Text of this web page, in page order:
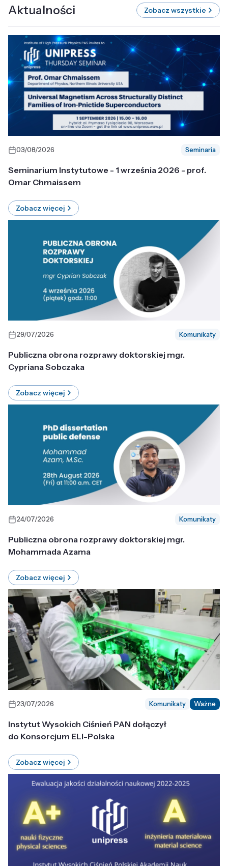
Aktualności Zobacz wszystkie
03/08/2026 Seminaria
Seminarium Instytutowe - 1 września 2026 - prof.
Omar Chmaissem
Zobacz więcej
29/07/2026 Komunikaty
Publiczna obrona rozprawy doktorskiej mgr.
Cypriana Sobczaka
Zobacz więcej
24/07/2026 Komunikaty
Publiczna obrona rozprawy doktorskiej mgr.
Mohammada Azama
Zobacz więcej
23/07/2026 Komunikaty Ważne
Instytut Wysokich Ciśnień PAN dołączył
do Konsorcjum ELI-Polska
Zobacz więcej